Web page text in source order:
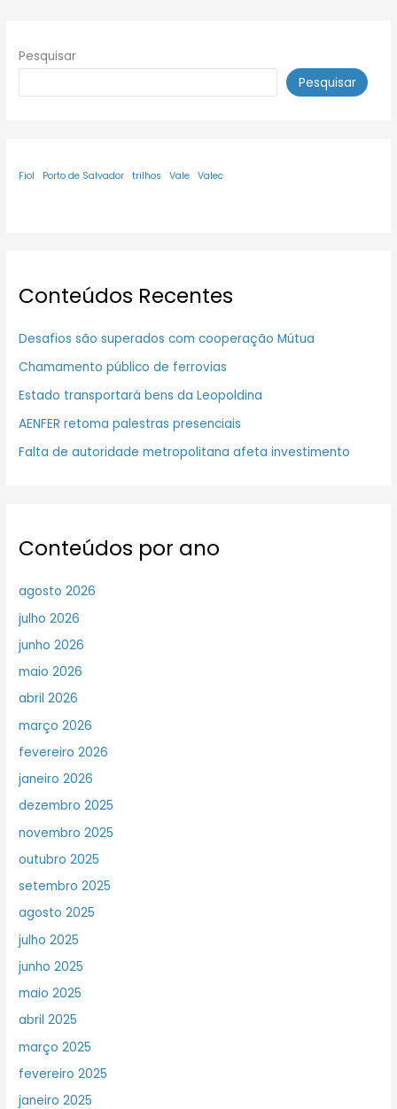
Pesquisar
Pesquisar
Fiol Porto de Salvador trilhos Vale Valec
Conteúdos Recentes
Desafios são superados com cooperação Mútua
Chamamento público de ferrovias
Estado transportará bens da Leopoldina
AENFER retoma palestras presenciais
Falta de autoridade metropolitana afeta investimento
Conteúdos por ano
agosto 2026
julho 2026
junho 2026
maio 2026
abril 2026
março 2026
fevereiro 2026
janeiro 2026
dezembro 2025
novembro 2025
outubro 2025
setembro 2025
agosto 2025
julho 2025
junho 2025
maio 2025
abril 2025
março 2025
fevereiro 2025
janeiro 2025